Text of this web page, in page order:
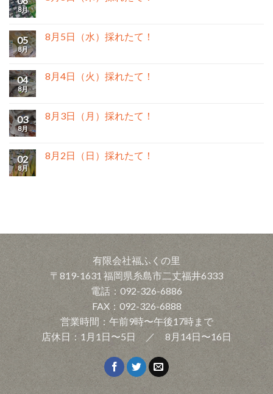
8月
05
8月
8月5日（水）採れたて！
04
8月
8月4日（火）採れたて！
03
8月
8月3日（月）採れたて！
02
8月
8月2日（日）採れたて！
有限会社福ふくの里
〒819-1631 福岡県糸島市二丈福井6333
電話：092-326-6886
FAX：092-326-6888
営業時間：午前9時〜午後17時まで
店休日：1月1日〜5日 ／ 8月14日〜16日